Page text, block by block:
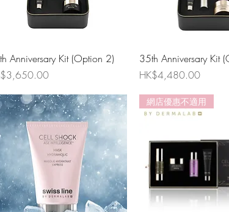
Anniversary Kit (Option 2)
35th Anniversary Kit
價格
HK$4,480.00
網店優惠不適用